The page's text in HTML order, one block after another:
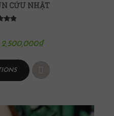
CỨU NHẬT
2,500,000₫